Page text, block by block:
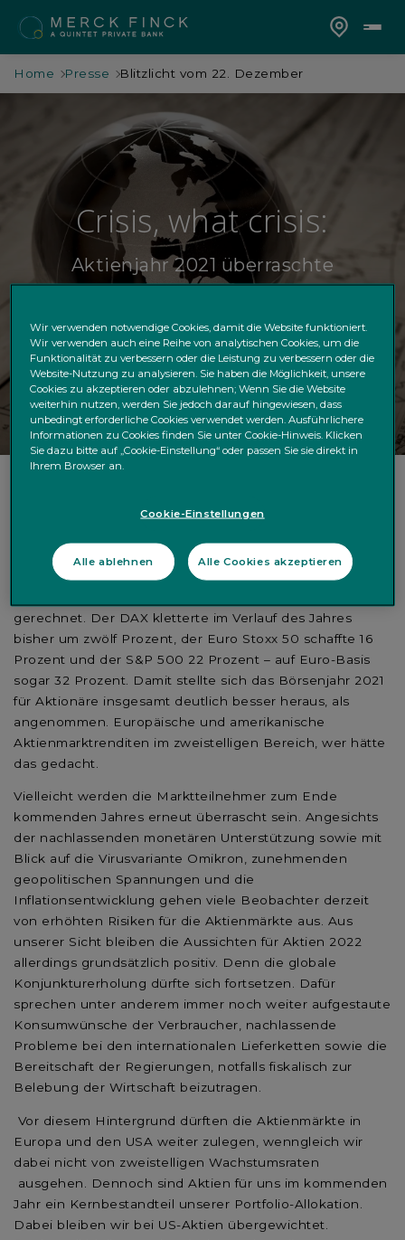
Home Presse Blitzlicht vom 22. Dezember
Crisis, what crisis:
Aktienjahr 2021 überraschte
positiv - Aussichten für 2022
bleiben gut
Manchmal hilft der Blick in den Rückspiegel auch für die
Überwiegend waren die Akteure am Aktienmarkt zu
Beginn dieses Jahres eher verhalten positiv eingestellt.
gerechnet. Der DAX kletterte im Verlauf des Jahres
bisher um zwölf Prozent, der Euro Stoxx 50 schaffte 16
Prozent und der S&P 500 22 Prozent – auf Euro-Basis
sogar 32 Prozent. Damit stellte sich das Börsenjahr 2021
für Aktionäre insgesamt deutlich besser heraus, als
angenommen. Europäische und amerikanische
Aktienmarktrenditen im zweistelligen Bereich, wer hätte
das gedacht.
Vielleicht werden die Marktteilnehmer zum Ende
kommenden Jahres erneut überrascht sein. Angesichts
der nachlassenden monetären Unterstützung sowie mit
Blick auf die Virusvariante Omikron, zunehmenden
geopolitischen Spannungen und die
Inflationsentwicklung gehen viele Beobachter derzeit
von erhöhten Risiken für die Aktienmärkte aus. Aus
unserer Sicht bleiben die Aussichten für Aktien 2022
allerdings grundsätzlich positiv. Denn die globale
Konjunkturerholung dürfte sich fortsetzen. Dafür
sprechen unter anderem immer noch weiter aufgestaute
Konsumwünsche der Verbraucher, nachlassende
Probleme bei den internationalen Lieferketten sowie die
Bereitschaft der Regierungen, notfalls fiskalisch zur
Belebung der Wirtschaft beizutragen.
Vor diesem Hintergrund dürften die Aktienmärkte in
Europa und den USA weiter zulegen, wenngleich wir
dabei nicht von zweistelligen Wachstumsraten
ausgehen. Dennoch sind Aktien für uns im kommenden
Jahr ein Kernbestandteil unserer Portfolio-Allokation.
Dabei bleiben wir bei US-Aktien übergewichtet.
Wir verwenden notwendige Cookies, damit die Website funktioniert.
Wir verwenden auch eine Reihe von analytischen Cookies, um die
Funktionalität zu verbessern oder die Leistung zu verbessern oder die
Website-Nutzung zu analysieren. Sie haben die Möglichkeit, unsere
Cookies zu akzeptieren oder abzulehnen; Wenn Sie die Website
weiterhin nutzen, werden Sie jedoch darauf hingewiesen, dass
unbedingt erforderliche Cookies verwendet werden. Ausführlichere
Informationen zu Cookies finden Sie unter Cookie-Hinweis. Klicken
Sie dazu bitte auf „Cookie-Einstellung“ oder passen Sie sie direkt in
Ihrem Browser an.
Cookie-Einstellungen
Alle ablehnen Alle Cookies akzeptieren